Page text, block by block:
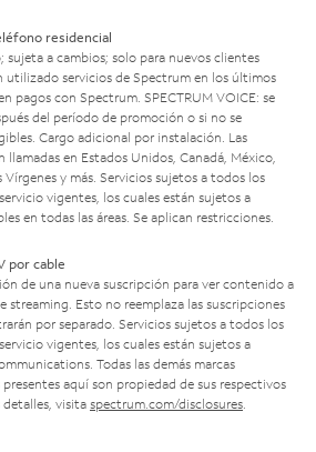
residencial
a cambios; solo para nuevos clientes
utilizado servicios de Spectrum en los últimos
pagos con Spectrum. SPECTRUM VOICE: se
del período de promoción o si no se
Cargo adicional por instalación. Las
en Estados Unidos, Canadá, México,
Vírgenes y más. Servicios sujetos a todos los
vigentes, los cuales están sujetos a
en todas las áreas. Se aplican restricciones.
por cable
de una nueva suscripción para ver contenido a
streaming. Esto no reemplaza las suscripciones
por separado. Servicios sujetos a todos los
vigentes, los cuales están sujetos a
Todas las demás marcas
aquí son propiedad de sus respectivos
detalles, visita spectrum.com/disclosures